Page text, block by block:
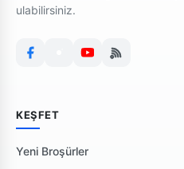
ulabilirsiniz.
KEŞFET
Yeni Broşürler